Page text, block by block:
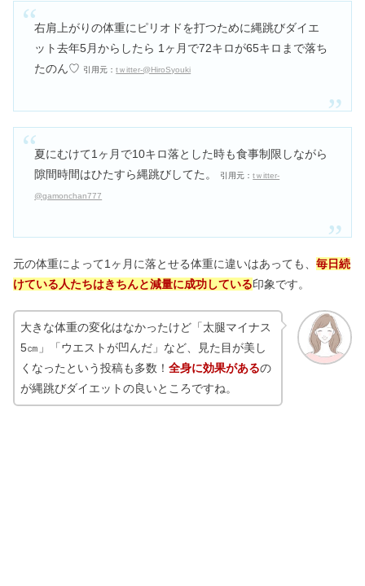
右肩上がりの体重にピリオドを打つために縄跳びダイエ
ット去年5月からしたら 1ヶ月で72キロが65キロまで落ち
たのん♡ 引用元：tｗitter-@HiroSyouki
夏にむけて1ヶ月で10キロ落とした時も食事制限しながら
隙間時間はひたすら縄跳びしてた。
引用元：tｗitter-
@gamonchan777
元の体重によって1ヶ月に落とせる体重に違いはあっても、 毎日続
けている人たちはきちんと減量に成功している印象です。
大きな体重の変化はなかったけど「太腿マイナス
5㎝」「ウエストが凹んだ」など、見た目が美し
くなったという投稿も多数！ 全身に効果があるの
が縄跳びダイエットの良いところですね。